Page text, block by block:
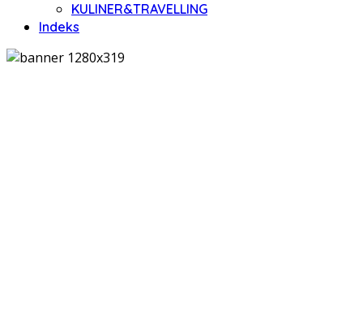
KULINER&TRAVELLING
Indeks